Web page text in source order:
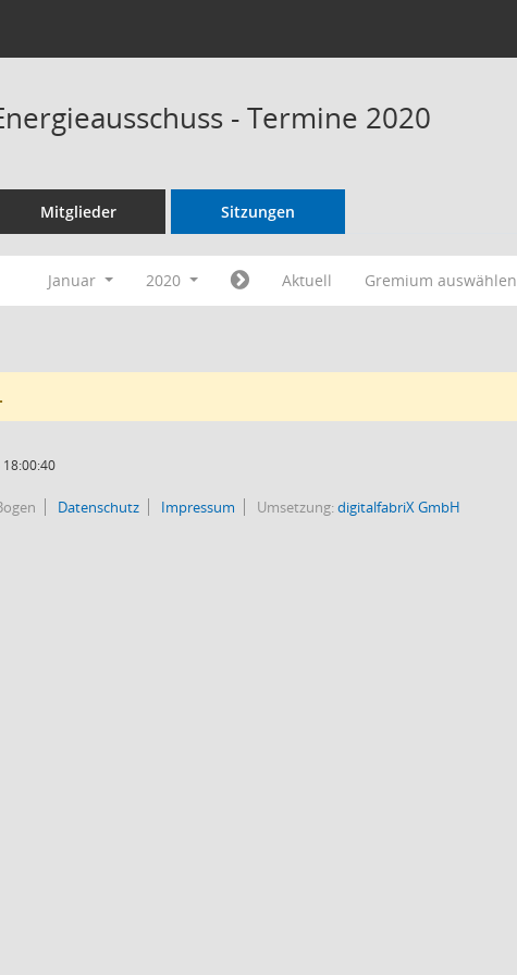
- Termine 2020
Mitglieder Sitzungen
Januar 2020 Aktuell Gremium auswählen
Datenschutz Impressum Umsetzung:digitalfabriX GmbH